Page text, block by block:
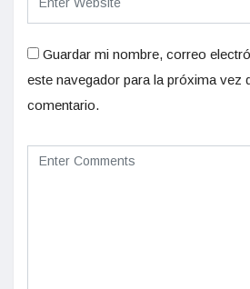
Guardar mi nombre, correo
este navegador para la próxima vez
comentario.